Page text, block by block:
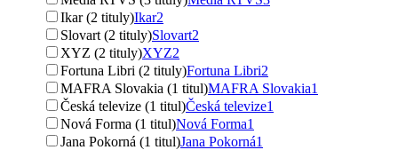
Ikar (2 tituly)Ikar2
Slovart (2 tituly)Slovart2
XYZ (2 tituly)XYZ2
Fortuna Libri (2 tituly)Fortuna Libri2
MAFRA Slovakia (1 titul)MAFRA Slovakia1
Česká televize (1 titul)Česká televize1
Nová Forma (1 titul)Nová Forma1
Jana Pokorná (1 titul)Jana Pokorná1